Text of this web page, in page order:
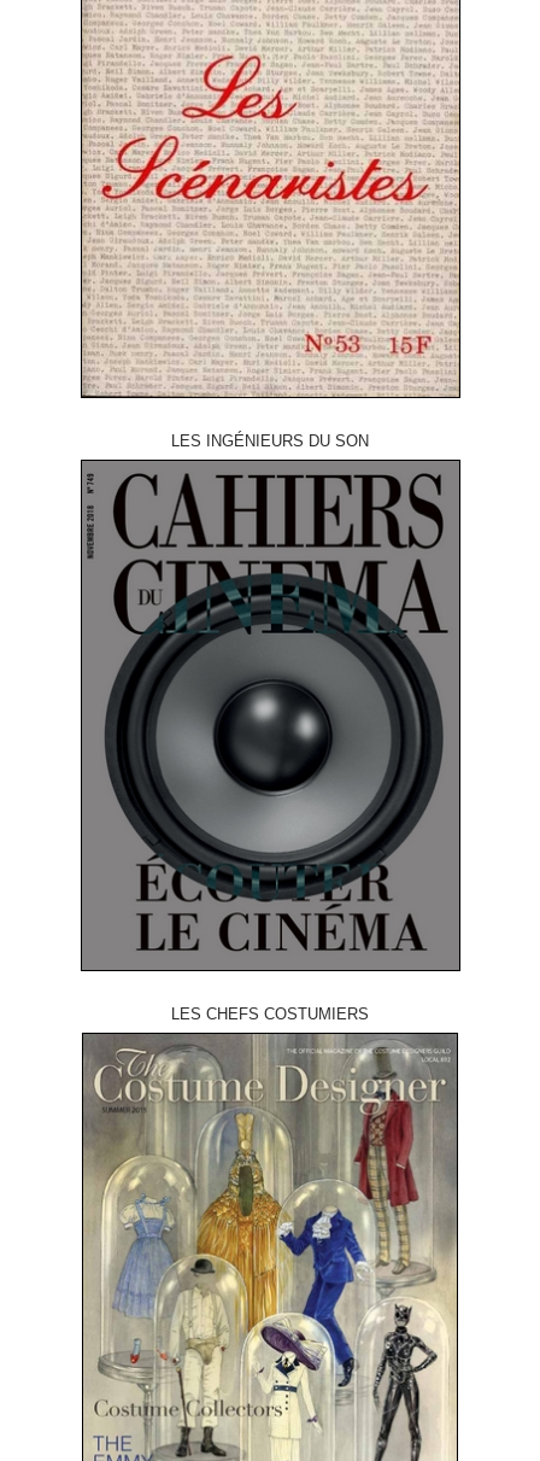
LES INGÉNIEURS DU SON
LES CHEFS COSTUMIERS